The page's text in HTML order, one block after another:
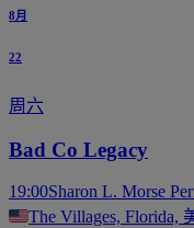
8月
22
周六
Bad Co Legacy
19:00Sharon L. Morse
The Villages, Florida,